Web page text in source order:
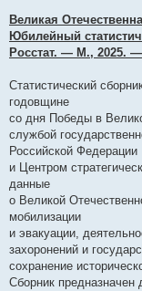
Великая
Юбилейный
Росстат. — М., 2025. —
Статистический
годовщине
со дня Победы в
службой
Российской Федерации
и Центром
данные
о Великой
мобилизации
и эвакуации,
захоронений и
сохранение
Сборник предназначен